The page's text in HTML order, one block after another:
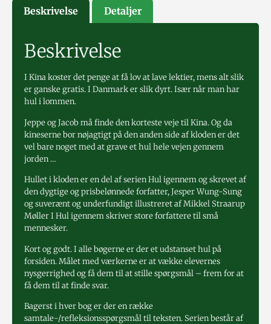
Beskrivelse Detaljer
Beskrivelse
I Kina koster det penge at få lov at lave lektier, mens alt slik
er ganske gratis. I Danmark er slik dyrt. Især når man har
hul i lommen.
Jeppe og Jacob må finde den korteste veje til Kina. Og da
kineserne bor nøjagtigt på den anden side af kloden er det
vel bare noget med at grave et hul hele vejen gennem
jorden …
Hullet i kloden er en del af serien Hul igennem og skrevet af
den dygtige og prisbelønnede forfatter, Jesper Wung-Sung
og suverænt og underfundigt illustreret af Mikkel Straarup
Møller I Hul igennem skriver store forfattere til små
mennesker.
Kort og godt. I alle bøgerne er der et udstanset hul på
forsiden. Målet med værkerne er at vække elevernes
nysgerrighed og få dem til at stille spørgsmål – frem for at
få dem til at finde svar.
Bagerst i hver bog er der en række
samtale-/refleksionsspørgsmål til teksten. Serien består af